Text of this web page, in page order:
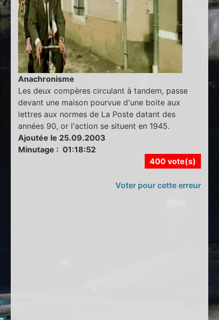
Anachronisme
Les deux compères circulant à tandem, passe
devant une maison pourvue d'une boite aux
lettres aux normes de La Poste datant des
années 90, or l'action se situent en 1945.
Ajoutée le 25.09.2003
Minutage : 01:18:52
400 vote(s)
Voter pour cette erreur